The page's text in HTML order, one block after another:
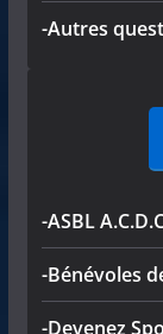
-Autres
-ASBL
-Bénévoles
-Devenez